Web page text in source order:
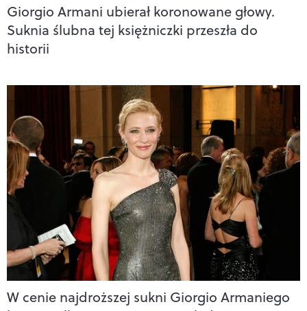
Giorgio Armani ubierał koronowane głowy.
Suknia ślubna tej księżniczki przeszła do
historii
W cenie najdroższej sukni Giorgio Armaniego